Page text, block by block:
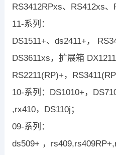
RS3412RPxs、RS412xs
11-系列：
DS1511+、ds2411+，
DS3611xs，扩展箱
RS2211(RP)+，
10-系列：DS1010+，
,rx410，DS110j；
09-系列：
ds509+ ，